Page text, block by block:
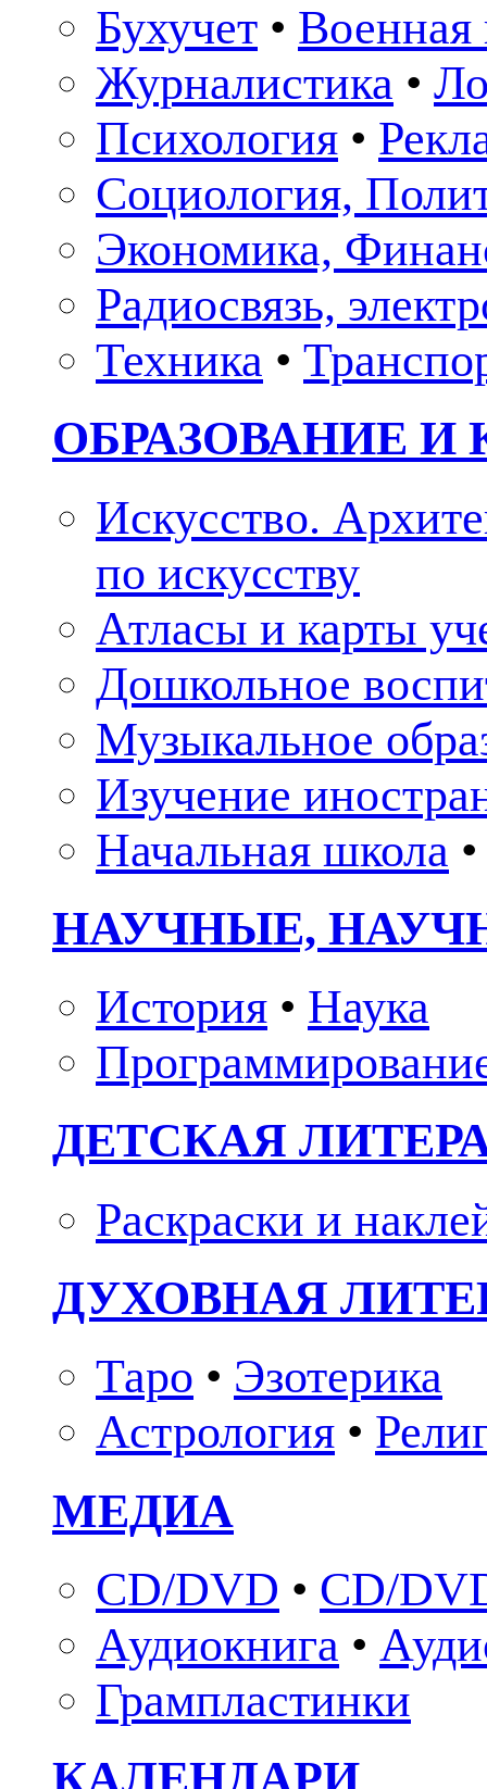
Бухучет • Военная
Журналистика •
Психология •
Социология,
Экономика,
Радиосвязь,
Техника •
ОБРАЗОВАНИЕ И
Искусство.
по искусству
Атласы и карты
Дошкольное
Музыкальное
Изучение
Начальная школа •
НАУЧНЫЕ,
История • Наука
ДЕТСКАЯ
Раскраски и
ДУХОВНАЯ
Таро • Эзотерика
Астрология •
МЕДИА
CD/DVD • CD/
Аудиокнига •
Грампластинки